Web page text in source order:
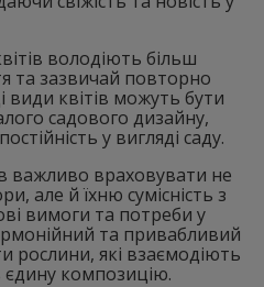
володіють більш
та зазвичай повторно
види квітів можуть бути
садового дизайну,
у вигляді саду.
важливо враховувати не
але й їхню сумісність з
вимоги та потреби у
та привабливий
рослини, які взаємодіють
композицію.